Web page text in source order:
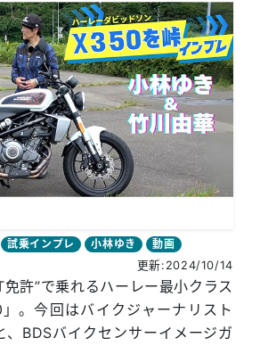
試乗インプレ 小林ゆき
動画
更新:2024/10/14
許”で乗れるハーレー最小クラス
。今回はバイクジャーナリスト
、BDSバイクセンサーイメージガ